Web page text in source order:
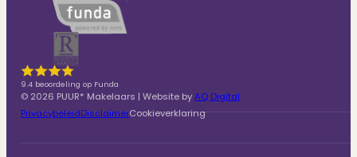
9.4 beoordeling op Funda
© 2026 PUUR* Makelaars | Website byAQ Digital
PrivacybeleidDisclaimerCookieverklaring